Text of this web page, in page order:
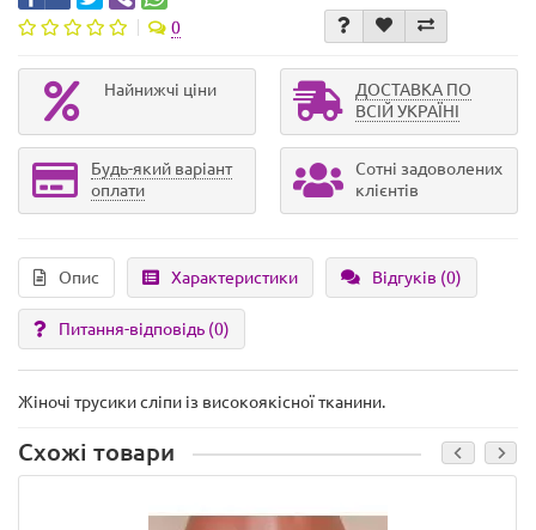
0
Найнижчі ціни
ДОСТАВКА ПО
ВСІЙ УКРАЇНІ
Будь-який варіант
оплати
Сотні задоволених
клієнтів
Опис Характеристики Відгуків (0)
Питання-відповідь (0)
Жіночі трусики сліпи із високоякісної тканини.
Схожі товари